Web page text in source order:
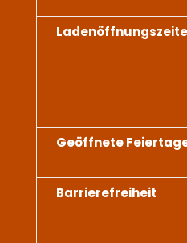
Geöffnete
Barrierefreiheit